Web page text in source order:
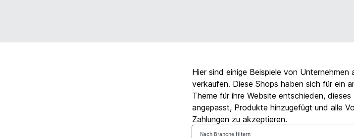
Hier sind einige Beispiele von
verkaufen. Diese Shops haben sich für ein
Theme für ihre Website entschieden,
angepasst, Produkte hinzugefügt und alle
Zahlungen zu akzeptieren.
Nach Branche filtern